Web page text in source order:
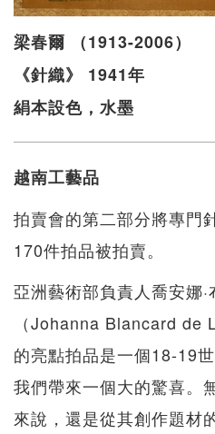
梁春爾 （1913-2006）
《針織》 1941年
絹本設色，水墨
越南工藝品
拍賣會的第二部分將專門
170件拍品被拍賣。
亞洲藝術部負責人喬安娜·
（Johanna Blancard de
的亮點拍品是一個18-19
我們帶來一個大的驚喜。
來說，還是從其創作題材